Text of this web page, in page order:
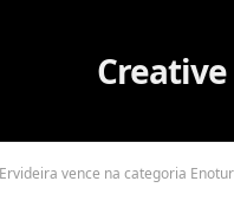
Ervideira vence na categoria Enoturismo do